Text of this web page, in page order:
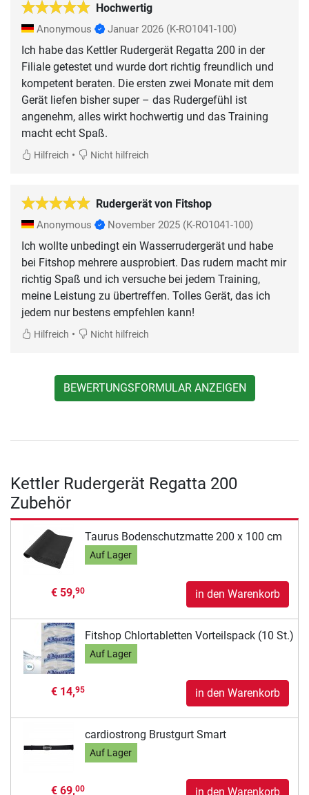
Hochwertig
Anonymous Januar 2026 (K-RO1041-100)
Ich habe das Kettler Rudergerät Regatta 200 in der
Filiale getestet und wurde dort richtig freundlich und
kompetent beraten. Die ersten zwei Monate mit dem
Gerät liefen bisher super – das Rudergefühl ist
angenehm, alles wirkt hochwertig und das Training
macht echt Spaß.
Hilfreich • Nicht hilfreich
Rudergerät von Fitshop
Anonymous November 2025 (K-RO1041-100)
Ich wollte unbedingt ein Wasserrudergerät und habe
bei Fitshop mehrere ausprobiert. Das rudern macht mir
richtig Spaß und ich versuche bei jedem Training,
meine Leistung zu übertreffen. Tolles Gerät, das ich
jedem nur bestens empfehlen kann!
Hilfreich • Nicht hilfreich
BEWERTUNGSFORMULAR ANZEIGEN
Kettler Rudergerät Regatta 200
Zubehör
Taurus Bodenschutzmatte 200 x 100 cm
Auf Lager
€ 59,90 in den Warenkorb
Fitshop Chlortabletten Vorteilspack (10 St.)
Auf Lager
€ 14,95 in den Warenkorb
cardiostrong Brustgurt Smart
Auf Lager
€ 69,00 in den Warenkorb